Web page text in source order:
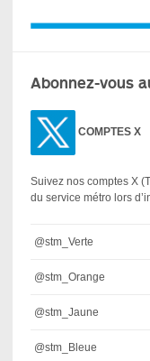
Abonnez-vous
COMPTES X
Suivez nos comptes X
du service métro lors
@stm_Verte
@stm_Orange
@stm_Jaune
@stm_Bleue